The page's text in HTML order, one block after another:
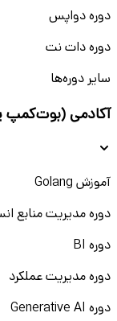
دوره دواپس
دوره دات نت
سایر دوره‌ها
آکادمی (بوت‌کمپ
آموزش Golang
دوره مدیریت منابع
دوره BI
دوره مدیریت عملکرد
دوره Generative AI